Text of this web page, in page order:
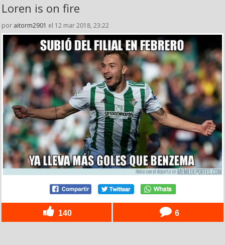
Loren is on fire
por aitorm2901 el 12 mar 2018, 23:22
140 6